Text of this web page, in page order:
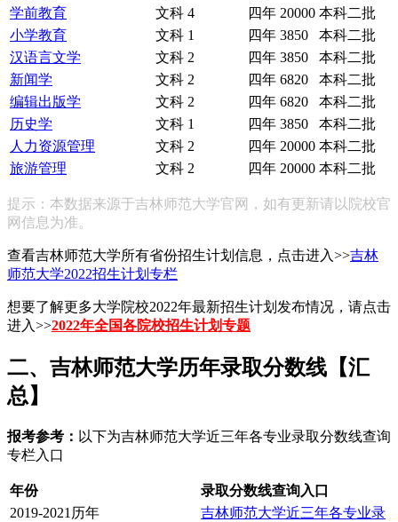
学前教育
文科 4 四年 20000 本科二批
小学教育
文科 1 四年 3850
本科二批
汉语言文学
文科 2 四年 3850
本科二批
新闻学
文科 2 四年 6820
本科二批
编辑出版学
文科 2 四年 6820
本科二批
历史学
文科 1 四年 3850
本科二批
人力资源管理
文科 2 四年 20000 本科二批
旅游管理
文科 2 四年 20000 本科二批
提示：本数据来源于吉林师范大学官网，如有更新请以院校官
网信息为准。
查看吉林师范大学所有省份招生计划信息，点击进入>>吉林
师范大学2022招生计划专栏
想要了解更多大学院校2022年最新招生计划发布情况，请点击
进入>>2022年全国各院校招生计划专题
二、吉林师范大学历年录取分数线【汇
总】
报考参考： 以下为吉林师范大学近三年各专业录取分数线查询
专栏入口
年份
录取分数线查询入口
2019-2021历年
吉林师范大学近三年各专业录